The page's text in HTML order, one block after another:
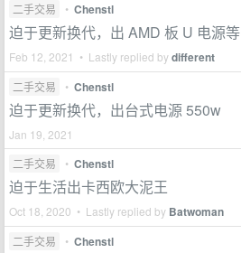
二手交易 • Chenstl
迫于更新换代，出 AMD 板 U 电源等
Feb 12, 2021 • Lastly replied bydifferent
二手交易 • Chenstl
迫于更新换代，出台式电源 550w
Jan 19, 2021
二手交易
• Chenstl
迫于生活出卡西欧大泥王
Oct 18, 2020 • Lastly replied by Batwoman
二手交易 • Chenstl